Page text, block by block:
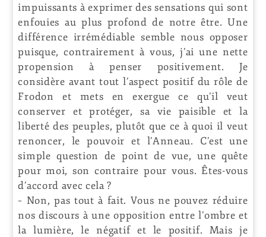
impuissants à exprimer des sensations qui sont
enfouies au plus profond de notre être. Une
différence irrémédiable semble nous opposer
puisque, contrairement à vous, j’ai une nette
propension à penser positivement. Je
considère avant tout l’aspect positif du rôle de
Frodon et mets en exergue ce qu’il veut
conserver et protéger, sa vie paisible et la
liberté des peuples, plutôt que ce à quoi il veut
renoncer, le pouvoir et l’Anneau. C’est une
simple question de point de vue, une quête
pour moi, son contraire pour vous. Êtes-vous
d’accord avec cela ?
– Non, pas tout à fait. Vous ne pouvez réduire
nos discours à une opposition entre l’ombre et
la lumière, le négatif et le positif. Mais je